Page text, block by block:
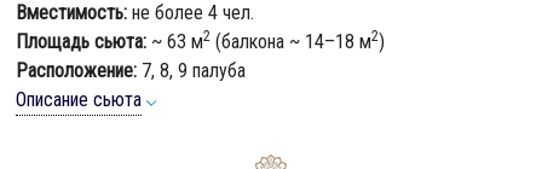
Вместимость: не более 4 чел.
Площадь сьюта: ~ 63 м2 (балкона ~ 14–18 м2)
Расположение: 7, 8, 9 палуба
Описание сьюта